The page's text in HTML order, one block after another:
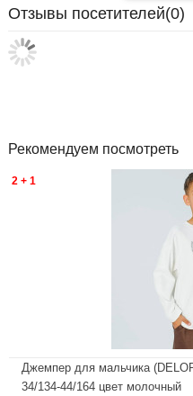
Отзывы посетителей(0)
Рекомендуем посмотреть
2 + 1
Джемпер для мальчика
34/134-44/164 цвет молочный